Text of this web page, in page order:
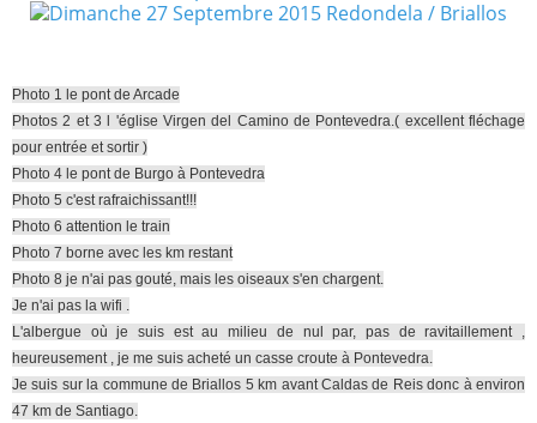
Photo 1 le pont de Arcade
Photos 2 et 3 l 'église Virgen del Camino de Pontevedra.( excellent fléchage
pour entrée et sortir )
Photo 4 le pont de Burgo à Pontevedra
Photo 5 c'est rafraichissant!!!
Photo 6 attention le train
Photo 7 borne avec les km restant
Photo 8 je n'ai pas gouté, mais les oiseaux s'en chargent.
Je n'ai pas la wifi .
L'albergue où je suis est au milieu de nul par, pas de ravitaillement ,
heureusement , je me suis acheté un casse croute à Pontevedra.
Je suis sur la commune de Briallos 5 km avant Caldas de Reis donc à environ
47 km de Santiago.